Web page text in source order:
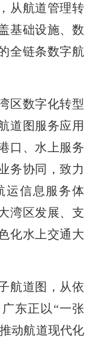
从航道管理转
基础设施、数
全链条数字航
区数字化转型
道图服务应用
口、水上服务
务协同，致力
运信息服务体
湾区发展、支
化水上交通大
航道图，从依
东正以“一张
动航道现代化